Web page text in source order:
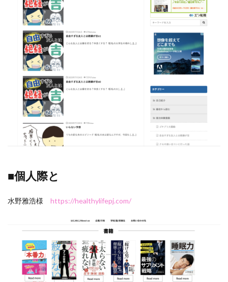
■個人際と
水野雅浩様 https://healthylifepj.com/